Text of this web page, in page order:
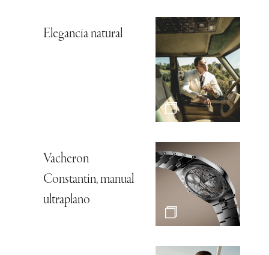
Elegancia natural
Vacheron
Constantin, manual
ultraplano